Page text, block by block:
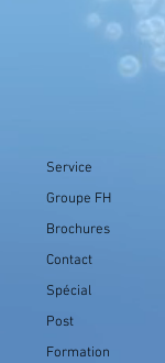
Service
Groupe FH
Brochures
Contact
Spécial
Post
Formation